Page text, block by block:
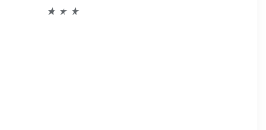
★ ★ ★